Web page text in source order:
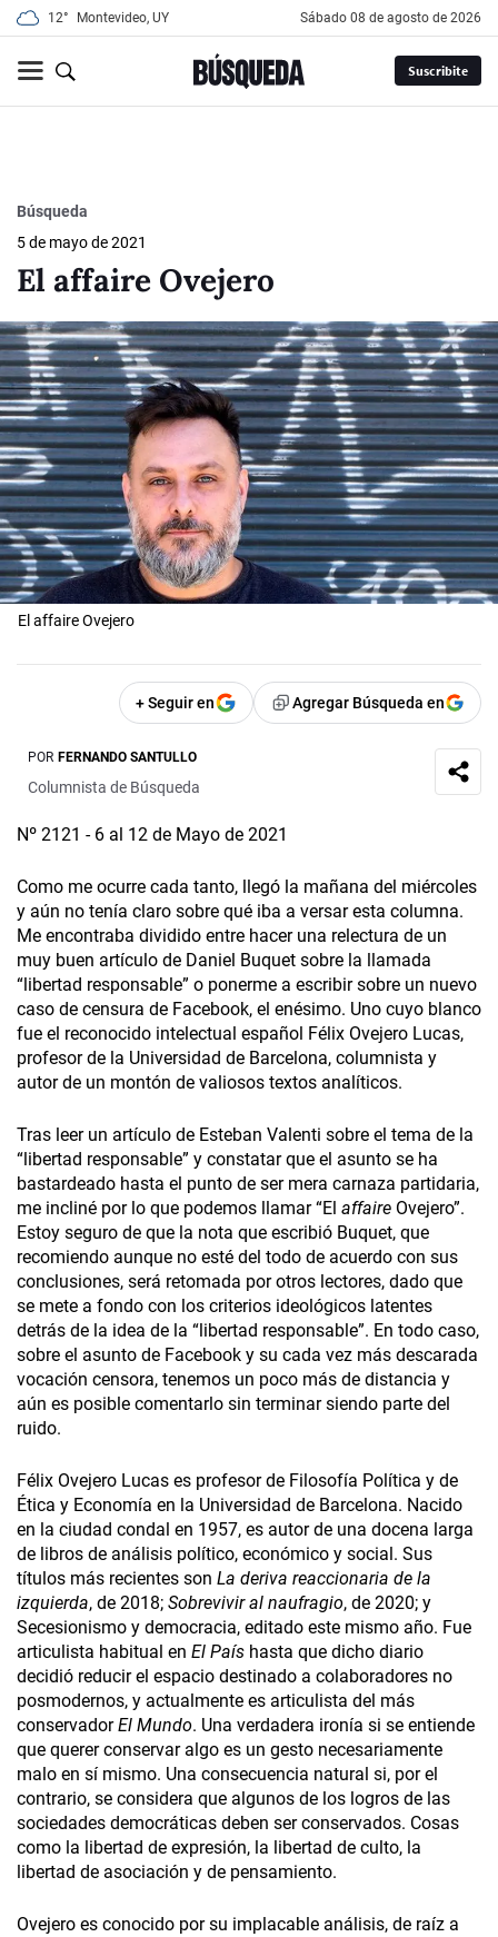
12° Montevideo, UY sábado 08 de agosto de 2026
Suscribite
Búsqueda
5 de mayo de 2021
El affaire Ovejero
El affaire Ovejero
+ Seguir en Agregar Búsqueda en
POR FERNANDO SANTULLO
Columnista de Búsqueda
Nº 2121 - 6 al 12 de Mayo de 2021
Como me ocurre cada tanto, llegó la mañana del miércoles
y aún no tenía claro sobre qué iba a versar esta columna.
Me encontraba dividido entre hacer una relectura de un
muy buen artículo de Daniel Buquet sobre la llamada
“libertad responsable” o ponerme a escribir sobre un nuevo
caso de censura de Facebook, el enésimo. Uno cuyo blanco
fue el reconocido intelectual español Félix Ovejero Lucas,
profesor de la Universidad de Barcelona, columnista y
autor de un montón de valiosos textos analíticos.
Tras leer un artículo de Esteban Valenti sobre el tema de la
“libertad responsable” y constatar que el asunto se ha
bastardeado hasta el punto de ser mera carnaza partidaria,
me incliné por lo que podemos llamar “El affaire Ovejero”.
Estoy seguro de que la nota que escribió Buquet, que
recomiendo aunque no esté del todo de acuerdo con sus
conclusiones, será retomada por otros lectores, dado que
se mete a fondo con los criterios ideológicos latentes
detrás de la idea de la “libertad responsable”. En todo caso,
sobre el asunto de Facebook y su cada vez más descarada
vocación censora, tenemos un poco más de distancia y
aún es posible comentarlo sin terminar siendo parte del
ruido.
Félix Ovejero Lucas es profesor de Filosofía Política y de
Ética y Economía en la Universidad de Barcelona. Nacido
en la ciudad condal en 1957, es autor de una docena larga
de libros de análisis político, económico y social. Sus
títulos más recientes son La deriva reaccionaria de la
izquierda, de 2018; Sobrevivir al naufragio, de 2020; y
Secesionismo y democracia, editado este mismo año. Fue
articulista habitual en El País hasta que dicho diario
decidió reducir el espacio destinado a colaboradores no
posmodernos, y actualmente es articulista del más
conservadorEl Mundo. Una verdadera ironía si se entiende
que querer conservar algo es un gesto necesariamente
malo en sí mismo. Una consecuencia natural si, por el
contrario, se considera que algunos de los logros de las
sociedades democráticas deben ser conservados. Cosas
como la libertad de expresión, la libertad de culto, la
libertad de asociación y de pensamiento.
Ovejero es conocido por su implacable análisis, de raíz a